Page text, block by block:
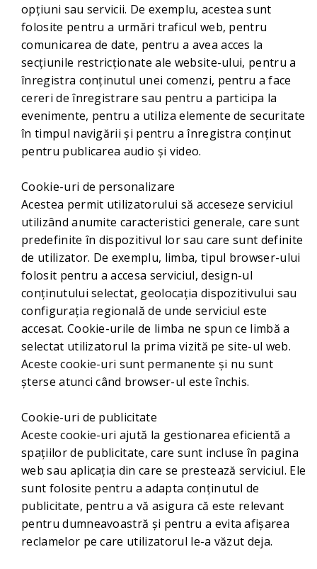
opțiuni sau servicii. De exemplu, acestea sunt
folosite pentru a urmări traficul web, pentru
comunicarea de date, pentru a avea acces la
secțiunile restricționate ale website-ului, pentru a
înregistra conținutul unei comenzi, pentru a face
cereri de înregistrare sau pentru a participa la
evenimente, pentru a utiliza elemente de securitate
în timpul navigării și pentru a înregistra conținut
pentru publicarea audio și video.
Cookie-uri de personalizare
Acestea permit utilizatorului să acceseze serviciul
utilizând anumite caracteristici generale, care sunt
predefinite în dispozitivul lor sau care sunt definite
de utilizator. De exemplu, limba, tipul browser-ului
folosit pentru a accesa serviciul, design-ul
conținutului selectat, geolocaţia dispozitivului sau
configurația regională de unde serviciul este
accesat. Cookie-urile de limba ne spun ce limbă a
selectat utilizatorul la prima vizită pe site-ul web.
Aceste cookie-uri sunt permanente și nu sunt
șterse atunci când browser-ul este închis.
Cookie-uri de publicitate
Aceste cookie-uri ajută la gestionarea eficientă a
spațiilor de publicitate, care sunt incluse în pagina
web sau aplicația din care se prestează serviciul. Ele
sunt folosite pentru a adapta conținutul de
publicitate, pentru a vă asigura că este relevant
pentru dumneavoastră și pentru a evita afișarea
reclamelor pe care utilizatorul le-a văzut deja.